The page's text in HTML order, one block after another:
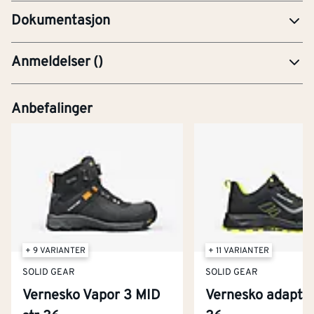
Dokumentasjon
Anmeldelser()
Anbefalinger
+ 9 VARIANTER
SOLID GEAR
Vernesko Vapor 3 MID
+ 11 VARIANTER
SOLID GEAR
Vernesko adapt